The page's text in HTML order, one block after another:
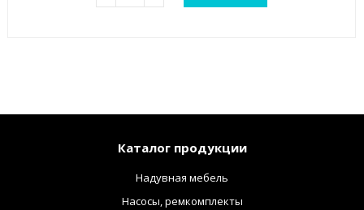
Каталог продукции
Надувная мебель
Насосы, ремкомплекты